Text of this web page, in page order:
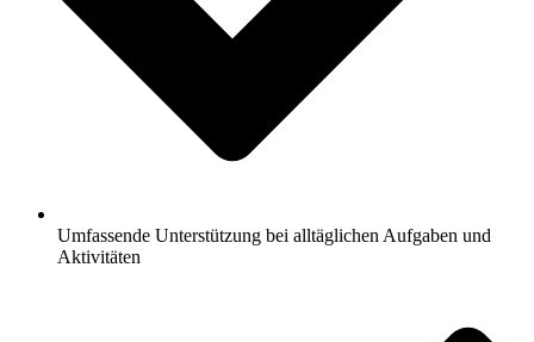
Umfassende Unterstützung bei alltäglichen Aufgaben und
Aktivitäten